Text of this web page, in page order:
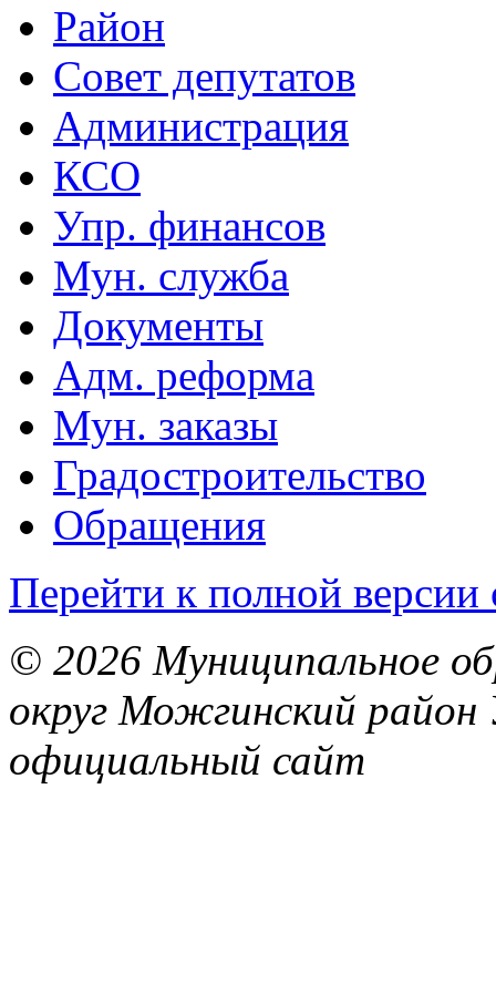
Район
Совет депутатов
Администрация
КСО
Упр. финансов
Мун. служба
Документы
Адм. реформа
Мун. заказы
Градостроительство
Обращения
Перейти к полной версии
© 2026 Муниципальное
округ Можгинский район
официальный сайт